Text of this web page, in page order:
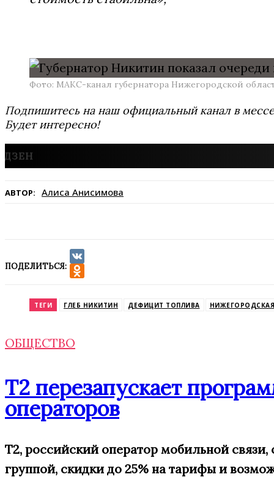
Фото: МАКС-канал губернатора Нижегородской
Подпишитесь на наш официальный канал в
Будет интересно!
АВТОР: Алиса Анисимова
ПОДЕЛИТЬСЯ:
VK
ТЕГИ ГЛЕБ НИКИТИН ДЕФИЦИТ ТОПЛИВА
ОБЩЕСТВО
Т2 перезапускает
операторов
T2, российский оператор мобильной связи,
группой, скидки до 25% на тарифы и